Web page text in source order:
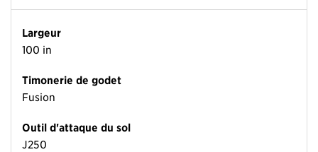
Largeur
100 in
Timonerie de godet
Fusion
Outil d'attaque du sol
J250